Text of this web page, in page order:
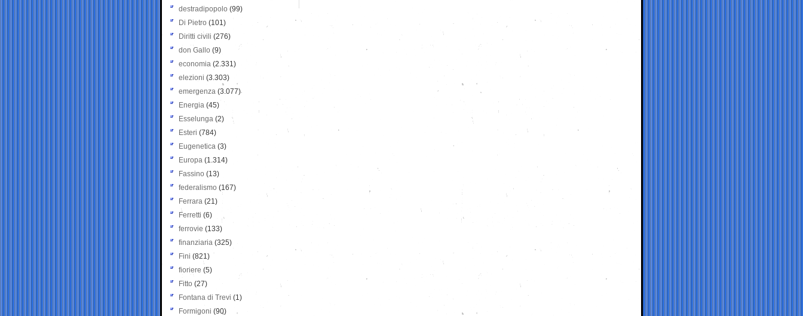
destradipopolo (99)
Di Pietro (101)
Diritti civili (276)
don Gallo (9)
economia (2.331)
elezioni (3.303)
emergenza (3.077)
Energia (45)
Esselunga (2)
Esteri (784)
Eugenetica (3)
Europa (1.314)
Fassino (13)
federalismo (167)
Ferrara (21)
Ferretti (6)
ferrovie (133)
finanziaria (325)
Fini (821)
fioriere (5)
Fitto (27)
Fontana di Trevi (1)
Formigoni (90)